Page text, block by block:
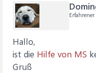
Erfahrener
Hallo,
ist die Hilfe von MS
Gruß